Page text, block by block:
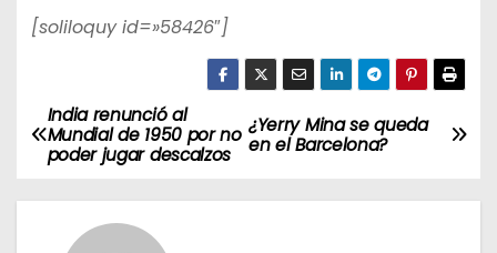
[soliloquy id=»58426″]
N
a
¿Yerry Mina se queda
en el Barcelona?
India renunció al
Mundial de 1950 por no
poder jugar descalzos